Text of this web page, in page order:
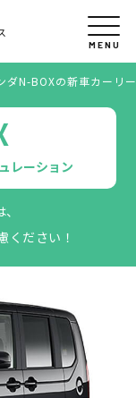
MENU
ダN-BOXの新車カーリ
レーション
ください！